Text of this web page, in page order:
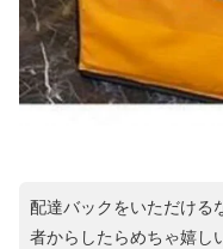
配達バックをいただける
者からしたらめちゃ嬉し